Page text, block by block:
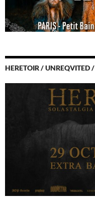
HERETOIR / UNREQVITED